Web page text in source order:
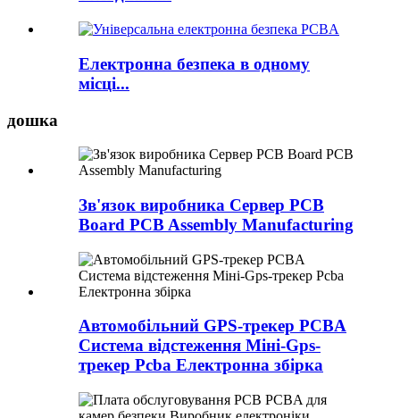
Електронна безпека в одному
місці...
дошка
Зв'язок виробника Сервер PCB
Board PCB Assembly Manufacturing
Автомобільний GPS-трекер PCBA
Система відстеження Міні-Gps-
трекер Pcba Електронна збірка